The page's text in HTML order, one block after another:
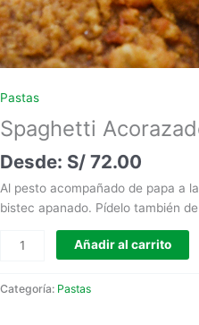
Pastas
Spaghetti
S/ 72.00
Al pesto acompañado de papa a
bistec apanado. Pídelo también
Añadir al carrito
Categoría: Pastas